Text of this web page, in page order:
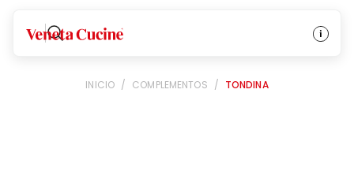
Veneta Cucine
INICIO / COMPLEMENTOS / TONDINA